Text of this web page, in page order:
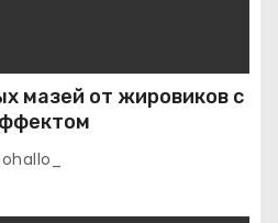
мазей от жировиков с